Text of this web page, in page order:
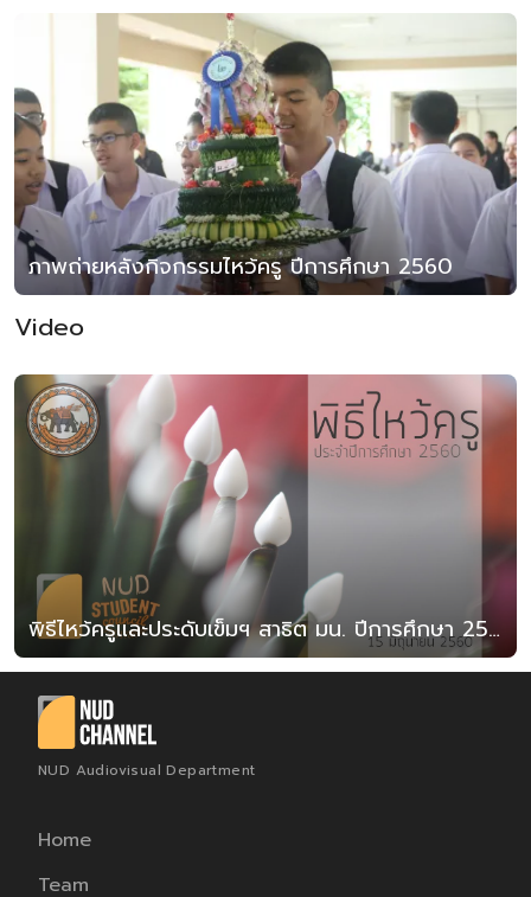
ภาพถ่ายหลังกิจกรรมไหว้ครู ปีการศึกษา 2560
Video
พิธีไหว้ครูและประดับเข็มฯ สาธิต มน. ปีการศึกษา 2560
NUD Audiovisual Department
Home
Team